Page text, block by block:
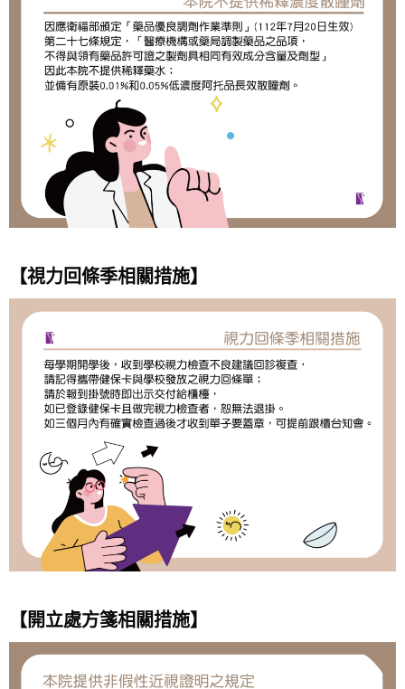
【視力回條季相關措施】
【開立處方箋相關措施】